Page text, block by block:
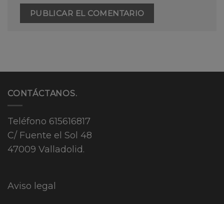
CONTÁCTANOS.
Teléfono 615616817
C/ Fuente el Sol 48
47009 Valladolid.
Aviso legal